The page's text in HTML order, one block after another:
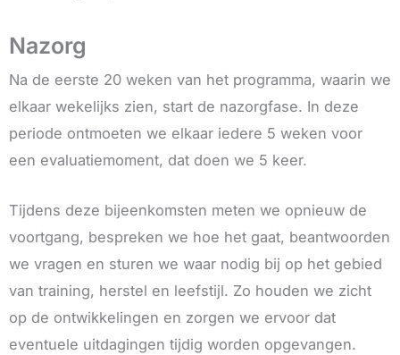
Nazorg
Na de eerste 20 weken van het programma, waarin we
elkaar wekelijks zien, start de nazorgfase. In deze
periode ontmoeten we elkaar iedere 5 weken voor
een evaluatiemoment, dat doen we 5 keer.
Tijdens deze bijeenkomsten meten we opnieuw de
voortgang, bespreken we hoe het gaat, beantwoorden
we vragen en sturen we waar nodig bij op het gebied
van training, herstel en leefstijl. Zo houden we zicht
op de ontwikkelingen en zorgen we ervoor dat
eventuele uitdagingen tijdig worden opgevangen.